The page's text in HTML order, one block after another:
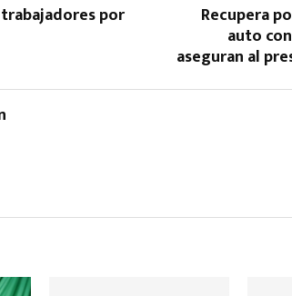
trabajadores por Recupera
auto
aseguran al